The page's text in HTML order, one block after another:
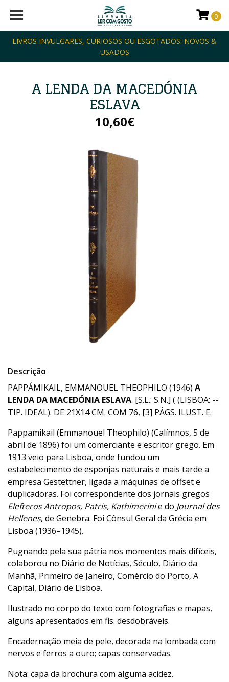
LIVROS INVULGARES, CURIOSOS OU ESGOTADOS: NOVOS &
USADOS
0
A LENDA DA MACEDÓNIA
ESLAVA
10,60€
Descrição
PAPPÁMIKAIL, EMMANOUEL THEOPHILO (1946) A
LENDA DA MACEDÓNIA ESLAVA. [S.L.: S.N.] ( (LISBOA: --
TIP. IDEAL). DE 21X14 CM. COM 76, [3] PÁGS. ILUST. E.
Pappamikail (Emmanouel Theophilo) (Calímnos, 5 de
abril de 1896) foi um comerciante e escritor grego. Em
1913 veio para Lisboa, onde fundou um
estabelecimento de esponjas naturais e mais tarde a
empresa Gestettner, ligada a máquinas de offset e
duplicadoras. Foi correspondente dos jornais gregos
Elefteros Antropos, Patris, Kathimerinie do Journal des
Hellenes, de Genebra. Foi Cônsul Geral da Grécia em
Lisboa (1936–1945).
Pugnando pela sua pátria nos momentos mais difíceis,
colaborou no Diário de Notícias, Século, Diário da
Manhã, Primeiro de Janeiro, Comércio do Porto, A
Capital, Diário de Lisboa.
Ilustrado no corpo do texto com fotografias e mapas,
alguns apresentados em fls. desdobráveis.
Encadernação meia de pele, decorada na lombada com
nervos e ferros a ouro; capas conservadas.
Nota: capa da brochura com alguma acidez.